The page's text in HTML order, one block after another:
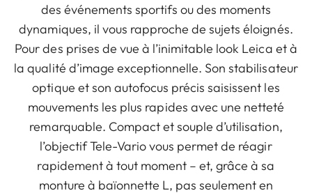
des événements sportifs ou des moments
dynamiques, il vous rapproche de sujets éloignés.
Pour des prises de vue à l’inimitable look Leica et à
la qualité d’image exceptionnelle. Son stabilisateur
optique et son autofocus précis saisissent les
mouvements les plus rapides avec une netteté
remarquable. Compact et souple d’utilisation,
l’objectif Tele-Vario vous permet de réagir
rapidement à tout moment – et, grâce à sa
monture à baïonnette L, pas seulement en